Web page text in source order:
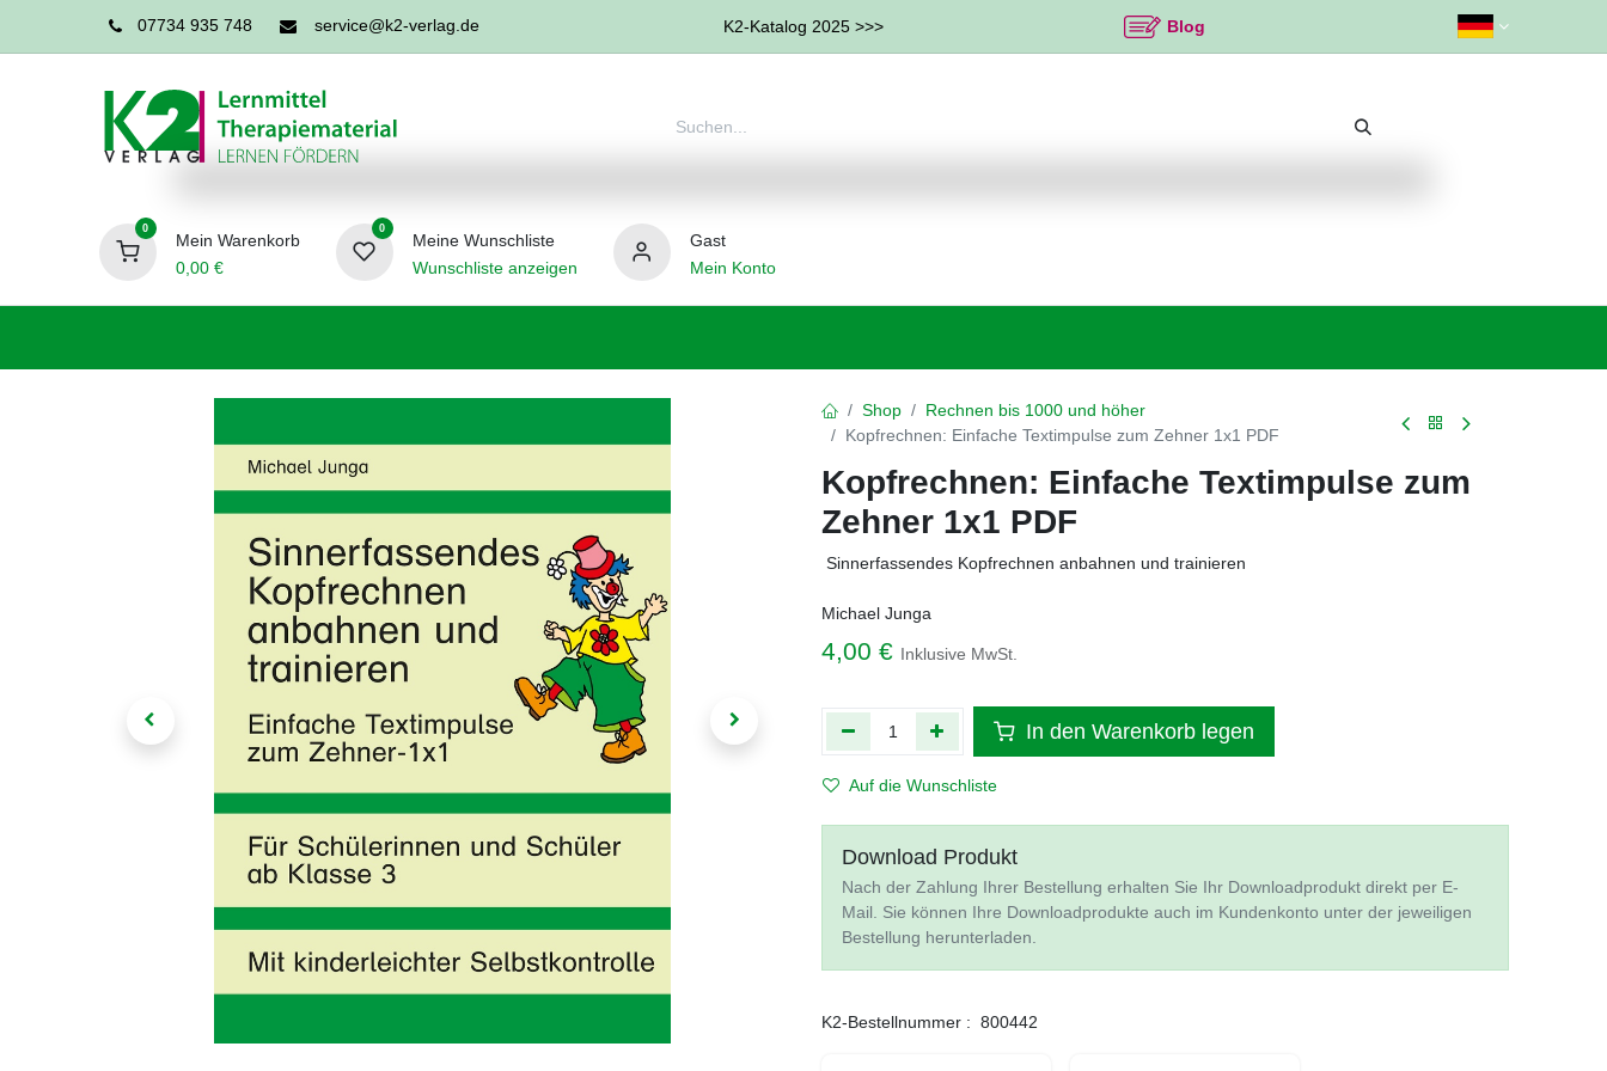
07734 935 748 service@k2-verlag.de K2-Katalog 2025 >>> Blog
0
Mein Warenkorb
0,00€
0
Meine Wunschliste
Wunschliste anzeigen
Gast
Mein Konto
Shop
Rechnen bis 1000 und höher
Kopfrechnen: Einfache Textimpulse zum Zehner 1x1 PDF
Kopfrechnen: Einfache Textimpulse zum
Zehner 1x1 PDF
Sinnerfassendes Kopfrechnen anbahnen und trainieren
Michael Junga
4,00 € Inklusive MwSt.
In den Warenkorb legen
Auf die Wunschliste
Download Produkt
Nach der Zahlung Ihrer Bestellung erhalten Sie Ihr Downloadprodukt direkt per E-
Mail. Sie können Ihre Downloadprodukte auch im Kundenkonto unter der jeweiligen
Bestellung herunterladen.
K2-Bestellnummer : 800442